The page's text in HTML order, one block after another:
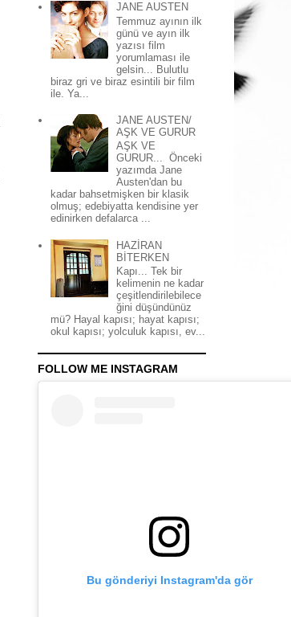
JANE AUSTEN
Temmuz ayının ilk
günü ve ayın ilk
yazısı film
yorumlaması ile
gelsin... Bulutlu
biraz gri ve biraz esintili bir film
ile. Ya...
JANE AUSTEN/
AŞK VE GURUR
AŞK VE
GURUR... Önceki
yazımda Jane
Austen'dan bu
kadar bahsetmişken bir klasik
olmuş; edebiyatta kendisine yer
edinirken defalarca ...
HAZİRAN
BİTERKEN
Kapı... Tek bir
kelimenin ne kadar
çeşitlendirilebilece
ğini düşündünüz
mü? Hayal kapısı; hayat kapısı;
okul kapısı; yolculuk kapısı, ev...
FOLLOW ME INSTAGRAM
Bu gönderiyi Instagram'da gör